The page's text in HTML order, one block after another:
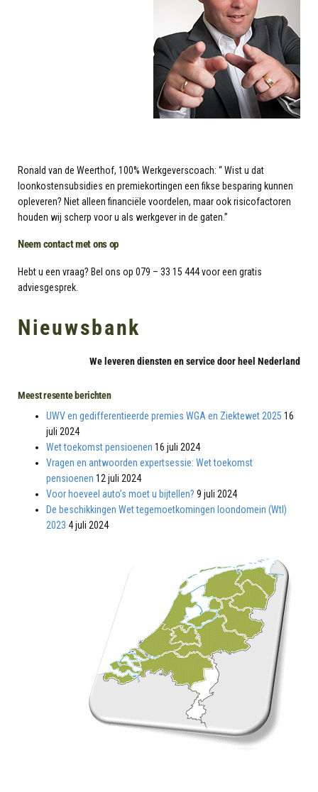
Ronald van de Weerthof, 100% Werkgeverscoach: “ Wist u dat
loonkostensubsidies en premiekortingen een fikse besparing kunnen
opleveren? Niet alleen financiële voordelen, maar ook risicofactoren
houden wij scherp voor u als werkgever in de gaten.”
Neem contact met ons op
Hebt u een vraag? Bel ons op 079 – 33 15 444 voor een gratis
adviesgesprek.
Nieuwsbank
We leveren diensten en service door heel Nederland
Meest resente berichten
UWV en gedifferentieerde premies WGA en Ziektewet 2025 16
juli 2024
Wet toekomst pensioenen 16 juli 2024
Vragen en antwoorden expertsessie: Wet toekomst
pensioenen 12 juli 2024
Voor hoeveel auto’s moet u bijtellen? 9 juli 2024
De beschikkingen Wet tegemoetkomingen loondomein (Wtl)
2023 4 juli 2024